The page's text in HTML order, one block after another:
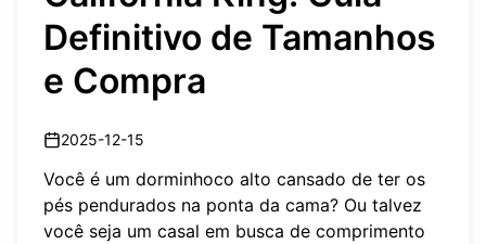
Definitivo de Tamanhos
e Compra
2025-12-15
Você é um dorminhoco alto cansado de ter os
pés pendurados na ponta da cama? Ou talvez
você seja um casal em busca de comprimento